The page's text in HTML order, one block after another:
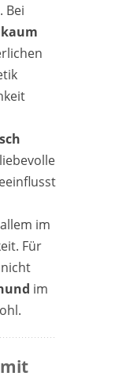
Bei
im
Für
im